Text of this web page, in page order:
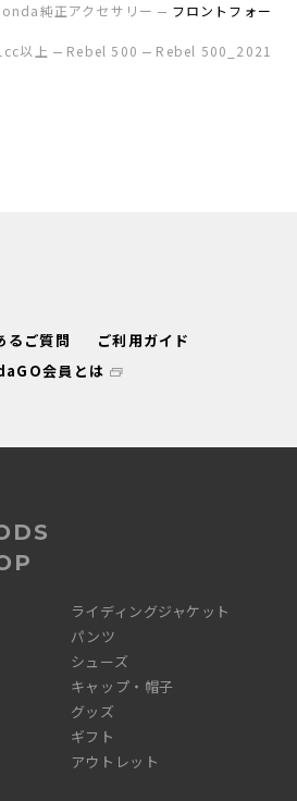
純正アクセサリー
フロントフォー
以上 Rebel 500
Rebel 500_2021
るご質問
ご利用ガイド
会員とは
ライディングジャケット
パンツ
シューズ
キャップ・帽子
グッズ
ギフト
アウトレット